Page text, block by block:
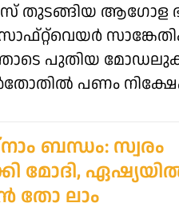
തുടങ്ങിയ ആഗോള
പുതിയ
പണം
ബന്ധം: സ്വരം
മോദി,
തോ ലാം